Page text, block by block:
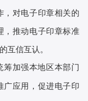
，对电子印章相关的
，推动电子印章标准
互信互认。
加强本地区本部门
广应用，促进电子印